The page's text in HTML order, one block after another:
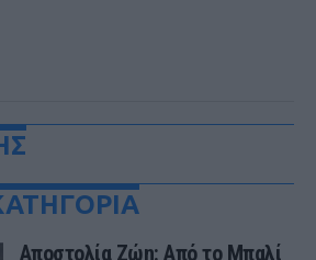
Αποστολία Ζώη: Από το Μπαλί